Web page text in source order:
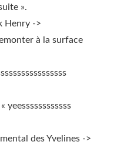
».
Henry ->
à la surface
yeessssssssssss
des Yvelines ->